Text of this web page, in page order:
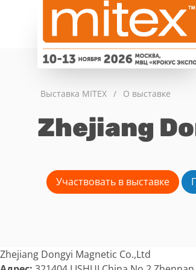
Выставка MITEX / О выставке
Zhejiang
Участвовать в выставке
Zhejiang Dongyi Magnetic Co.,Ltd